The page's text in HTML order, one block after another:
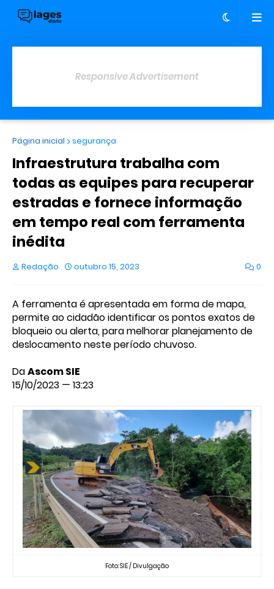
Responsive Advertisement
Página inicial segurança
Infraestrutura trabalha com
todas as equipes para recuperar
estradas e fornece informação
em tempo real com ferramenta
inédita
Redação outubro 15, 2023 0
A ferramenta é apresentada em forma de mapa,
permite ao cidadão identificar os pontos exatos de
bloqueio ou alerta, para melhorar planejamento de
deslocamento neste período chuvoso.
DaAscom SIE
15/10/2023 — 13:23
Foto: SIE / Divulgação